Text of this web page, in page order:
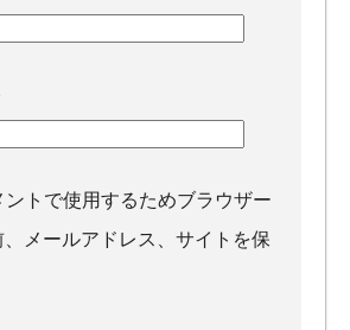
ントで使用するためブラウザー
メールアドレス、サイトを保